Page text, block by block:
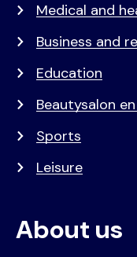
Medical and
Business and
Education
Beautysalon
Sports
Leisure
About us